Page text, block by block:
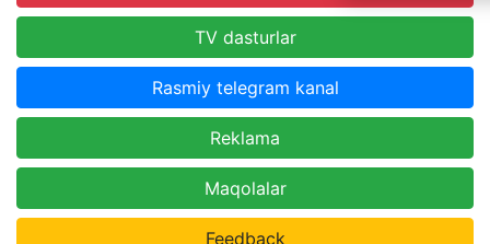
TV dasturlar
Rasmiy telegram kanal
Reklama
Maqolalar
Feedback